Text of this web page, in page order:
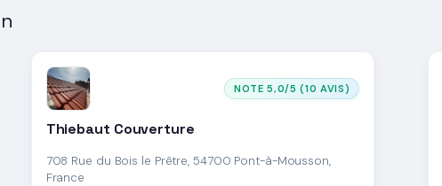
NOTE 5,0/5 (10 AVIS)
Thiebaut Couverture
708 Rue du Bois le Prêtre, 54700 Pont-à-Mousson,
France